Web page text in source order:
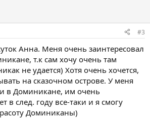
#3
Анна. Меня очень заинтересовал
т.к сам хочу очень там
не удается) Хотя очень хочется,
на сказочном острове. У меня
в Доминикане, им очень
в след. году все-таки и я смогу
Доминиканы)